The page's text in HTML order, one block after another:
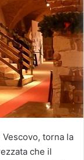
torna la
che il